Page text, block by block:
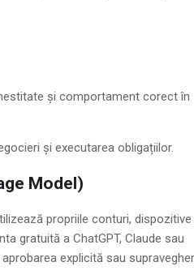
și comportament corect în
și executarea obligațiilor.
Model)
propriile conturi, dispozitive
gratuită a ChatGPT, Claude sau
explicită sau